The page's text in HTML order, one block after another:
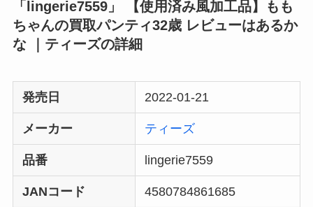
「lingerie7559」 【使用済み風加工品】もも
ちゃんの買取パンティ32歳 レビューはあるか
な ｜ティーズの詳細
発売日 2022-01-21
メーカー ティーズ
品番 lingerie7559
JANコード 4580784861685